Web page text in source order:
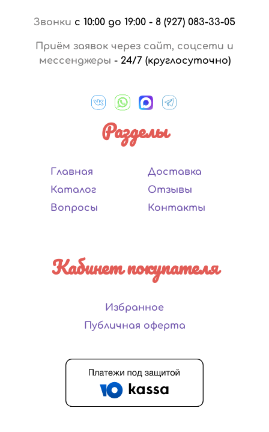
Звонки с 10:00 до 19:00 - 8 (927) 083-33-05
Приём заявок через сайт, соцсети и
мессенджеры - 24/7 (круглосуточно)
Разделы
Главная
Каталог
Вопросы
Доставка
Отзывы
Контакты
Кабинет покупателя
Избранное
Публичная оферта